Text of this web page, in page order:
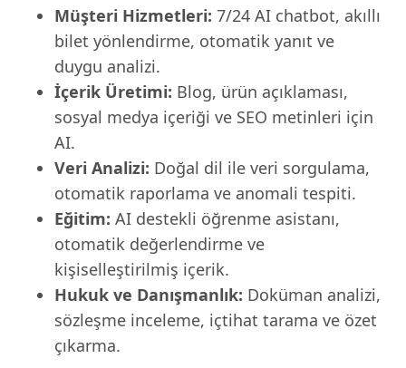
Müşteri Hizmetleri: 7/24 AI chatbot, akıllı
bilet yönlendirme, otomatik yanıt ve
duygu analizi.
İçerik Üretimi: Blog, ürün açıklaması,
sosyal medya içeriği ve SEO metinleri için
AI.
Veri Analizi: Doğal dil ile veri sorgulama,
otomatik raporlama ve anomali tespiti.
Eğitim: AI destekli öğrenme asistanı,
otomatik değerlendirme ve
kişiselleştirilmiş içerik.
Hukuk ve Danışmanlık: Doküman analizi,
sözleşme inceleme, içtihat tarama ve özet
çıkarma.